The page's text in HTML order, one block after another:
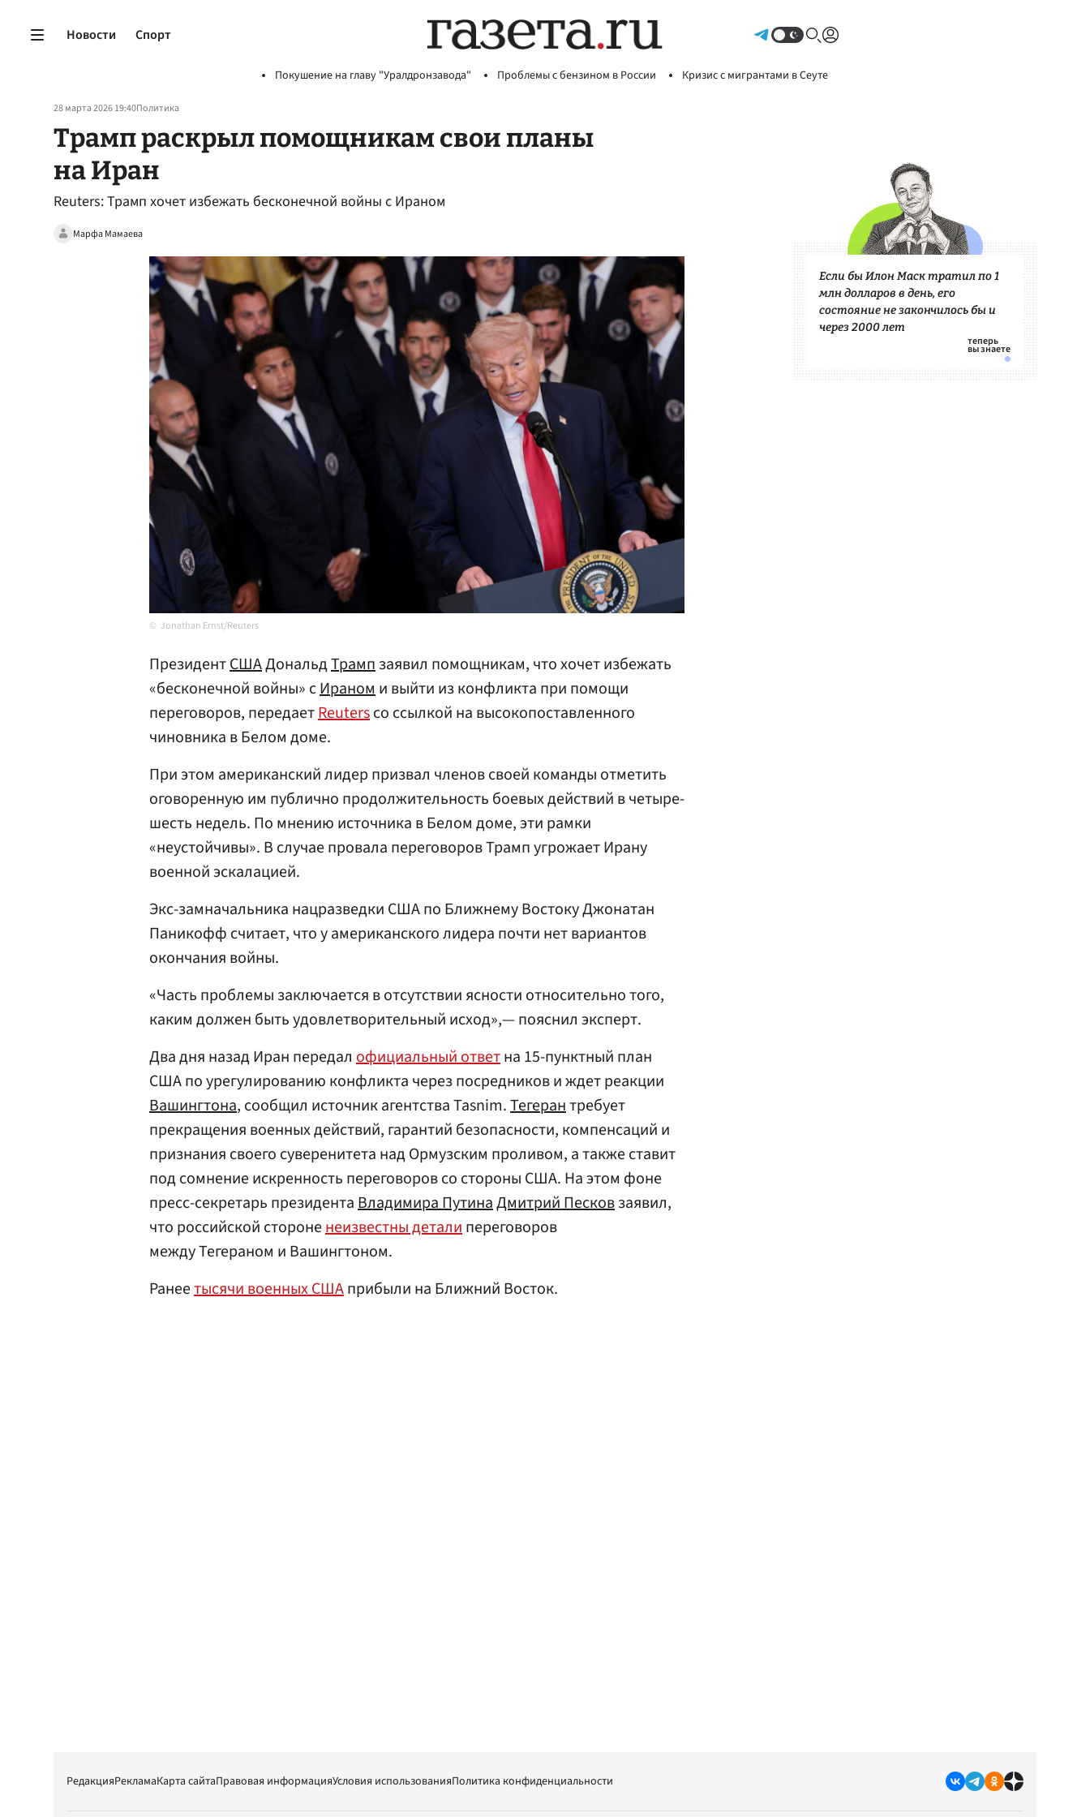
Новости Спорт
Покушение на главу "Уралдронзавода" Проблемы с бензином в России Кризис с мигрантами в Сеуте
28 марта 2026 19:40Политика
Трамп раскрыл помощникам свои планы
на Иран
Reuters: Трамп хочет избежать бесконечной войны с Ираном
Марфа Мамаева
Jonathan Ernst/Reuters
ПрезидентСШАДональдТрампзаявил помощникам, что хочет избежать
«бесконечной войны» сИраноми выйти из конфликта при помощи
переговоров, передаетReutersсо ссылкой на высокопоставленного
чиновника в Белом доме.
При этом американский лидер призвал членов своей команды отметить
оговоренную им публично продолжительность боевых действий в четыре-
шесть недель. По мнению источника в Белом доме, эти рамки
«неустойчивы». В случае провала переговоров Трамп угрожает Ирану
военной эскалацией.
Экс-замначальника нацразведки США по Ближнему Востоку Джонатан
Паникофф считает, что у американского лидера почти нет вариантов
окончания войны.
«Часть проблемы заключается в отсутствии ясности относительно того,
каким должен быть удовлетворительный исход»,— пояснил эксперт.
Два дня назад Иран передал официальный ответна 15-пунктный план
США по урегулированию конфликта через посредников и ждет реакции
Вашингтона, сообщил источник агентства Tasnim.Тегерантребует
прекращения военных действий, гарантий безопасности, компенсаций и
признания своего суверенитета над Ормузским проливом, а также ставит
под сомнение искренность переговоров со стороны США. На этом фоне
пресс-секретарь президентаВладимира ПутинаДмитрий Песковзаявил,
что российской стороненеизвестны деталипереговоров
между Тегераном и Вашингтоном.
Ранеетысячи военных СШАприбыли на Ближний Восток.
Если бы Илон Маск тратил по 1
млн долларов в день, его
состояние не закончилось бы и
через 2000 лет
РедакцияРекламаКарта сайтаПравовая информацияУсловия использованияПолитика конфиденциальности